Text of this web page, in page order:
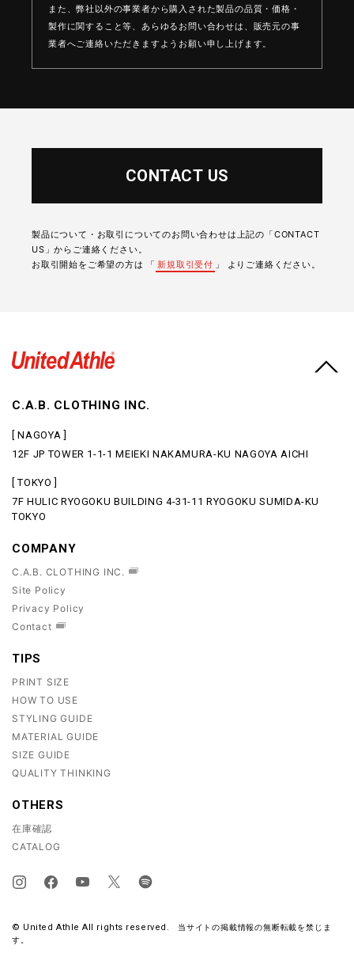
また、弊社以外の事業者から購入された製品の品質・価格・
製作に関すること等、 あらゆるお問い合わせは、販売元の事
業者へご連絡いただきますようお願い申し上げます。
CONTACT US
製品について・お取引についてのお問い合わせは上記の「CONTACT
US」からご連絡ください。
お取引開始をご希望の方は 「 新規取引受付 」 よりご連絡ください。
C.A.B. CLOTHING INC.
[ NAGOYA ]
12F JP TOWER 1-1-1 MEIEKI NAKAMURA-KU NAGOYA AICHI
[ TOKYO ]
7F HULIC RYOGOKU BUILDING 4-31-11 RYOGOKU SUMIDA-KU
TOKYO
COMPANY
C.A.B. CLOTHING INC.
Site Policy
Privacy Policy
Contact
TIPS
PRINT SIZE
HOW TO USE
STYLING GUIDE
MATERIAL GUIDE
SIZE GUIDE
QUALITY THINKING
OTHERS
在庫確認
CATALOG
© United Athle All rights reserved.
当サイトの掲載情報の無断転載を禁じま
す。